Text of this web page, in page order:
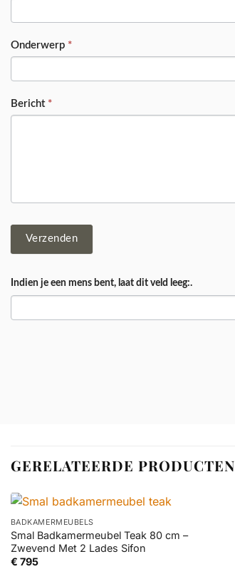
Onderwerp *
Bericht *
Verzenden
Indien je een mens bent, laat dit veld leeg:.
GERELATEERDE PRODUCTEN
+
BADKAMERMEUBELS
Smal Badkamermeubel Teak 80 cm –
Zwevend Met 2 Lades Sifon
€ 795